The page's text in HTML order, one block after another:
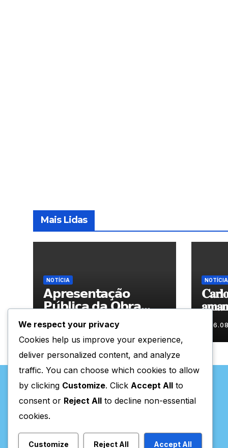
Mais Lidas
NOTÍCIA
𝗔𝗽𝗿𝗲𝘀𝗲𝗻𝘁𝗮𝗰̧𝗮̃𝗼
𝗣𝘂́𝗯𝗹𝗶𝗰𝗮 𝗱𝗮 𝗢𝗯𝗿𝗮
“𝗣𝗿𝗼𝗰𝘂𝗿𝗼 𝗮
𝗙𝗲𝗹𝗶𝗰𝗶𝗱𝗮𝗱𝗲 𝗲 𝗲𝗹𝗮
𝗺𝗼𝗿𝗮 𝗰𝗼𝗺𝗶𝗴𝗼”
06.08.2026
NOTÍCIA
𝐀𝐫𝐭𝐞𝐬
Valpaços Online
We respect your privacy
Cookies help us improve your experience,
deliver personalized content, and analyze
traffic. You can choose which cookies to allow
by clicking Customize. Click Accept All to
consent or Reject All to decline non-essential
cookies.
Customize Reject All Accept All